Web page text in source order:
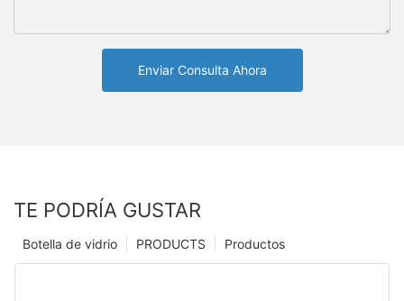
Enviar Consulta Ahora
TE PODRÍA GUSTAR
Productos
PRODUCTS
Botella de vidrio